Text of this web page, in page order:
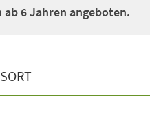
6 Jahren angeboten.